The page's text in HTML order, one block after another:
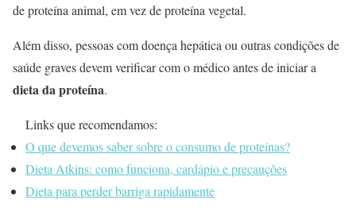
de proteína animal, em vez de proteína vegetal.
Além disso, pessoas com doença hepática ou outras condições de
saúde graves devem verificar com o médico antes de iniciar a
dieta da proteína.
Links que recomendamos:
O que devemos saber sobre o consumo de proteínas?
Dieta Atkins: como funciona, cardápio e precauções
Dieta para perder barriga rapidamente